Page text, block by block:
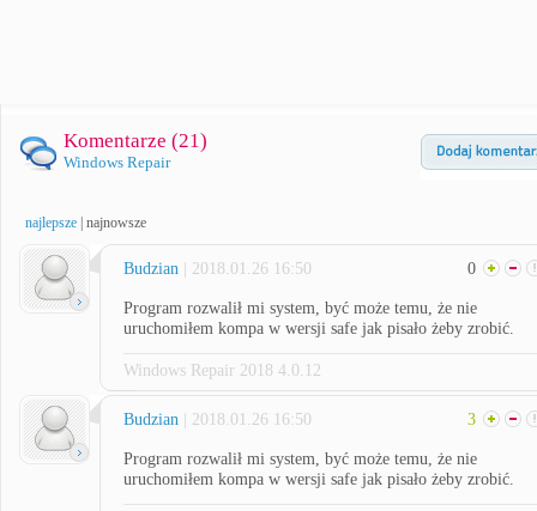
Komentarze (21)
Windows Repair
najlepsze najnowsze
Budzian | 2018.01.26 16:50 0
Program rozwalił mi system, być może temu, że nie
uruchomiłem kompa w wersji safe jak pisało żeby zrobić.
Windows Repair 2018 4.0.12
Budzian | 2018.01.26 16:50 3
Program rozwalił mi system, być może temu, że nie
uruchomiłem kompa w wersji safe jak pisało żeby zrobić.